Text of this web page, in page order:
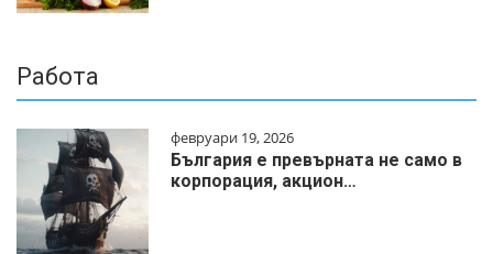
Работа
февруари 19, 2026
България е превърната не само в
корпорация, акцион…